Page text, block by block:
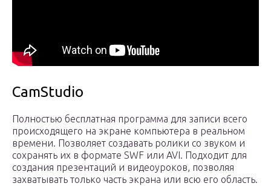
CamStudio
Полностью бесплатная программа для записи всего
происходящего на экране компьютера в реальном
времени. Позволяет создавать ролики со звуком и
сохранять их в формате SWF или AVI. Подходит для
создания презентаций и видеоуроков, позволяя
захватывать только часть экрана или всю его область.